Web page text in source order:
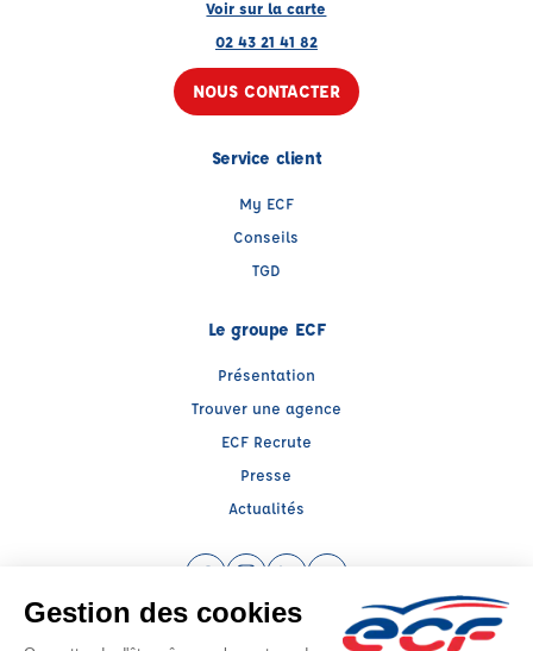
Voir sur la carte
02 43 21 41 82
NOUS CONTACTER
Service client
My ECF
Conseils
TGD
Le groupe ECF
Présentation
Trouver une agence
ECF Recrute
Presse
Actualités
Facebook (nouvelle fenêtre)
Instagram (nouvelle fenêtre)
LinkedIn (nouvelle fenêtre)
YouTube (nouvelle
Raison sociale : ECF CER CENTRE ATLANTIQUE - Capital social: 2500000€